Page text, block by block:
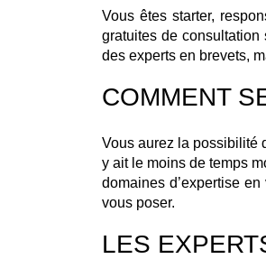
Vous êtes starter,
gratuites de
des experts en brevets,
COMMENT
Vous aurez la possibilité
y ait le moins de temps
domaines d’expertise
vous poser.
LES